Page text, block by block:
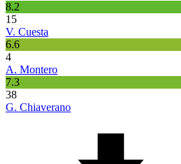
8.2
15
V. Cuesta
6.6
4
A. Montero
7.3
38
G. Chiaverano